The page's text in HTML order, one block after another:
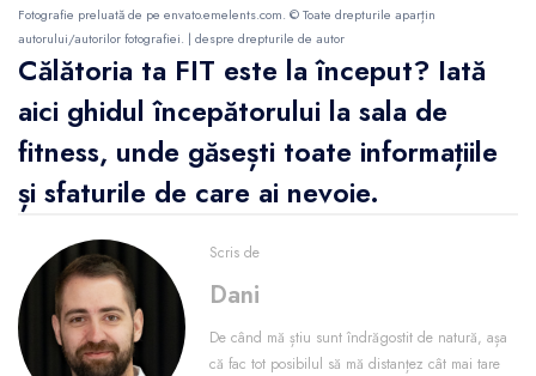
Fotografie preluată de pe envato.emelents.com. © Toate drepturile aparțin
autorului/autorilor fotografiei. | despre drepturile de autor
Călătoria ta FIT este la început? Iată
aici ghidul începătorului la sala de
fitness, unde găsești toate informațiile
și sfaturile de care ai nevoie.
Scris de
Dani
De când mă știu sunt îndrăgostit de natură, așa
că fac tot posibilul să mă distanțez cât mai tare